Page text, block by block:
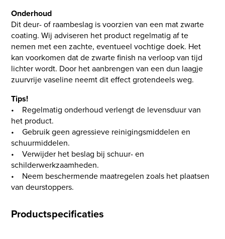
Onderhoud
Dit deur- of raambeslag is voorzien van een mat zwarte
coating. Wij adviseren het product regelmatig af te
nemen met een zachte, eventueel vochtige doek. Het
kan voorkomen dat de zwarte finish na verloop van tijd
lichter wordt. Door het aanbrengen van een dun laagje
zuurvrije vaseline neemt dit effect grotendeels weg.
Tips!
• Regelmatig onderhoud verlengt de levensduur van
het product.
• Gebruik geen agressieve reinigingsmiddelen en
schuurmiddelen.
• Verwijder het beslag bij schuur- en
schilderwerkzaamheden.
• Neem beschermende maatregelen zoals het plaatsen
van deurstoppers.
Productspecificaties